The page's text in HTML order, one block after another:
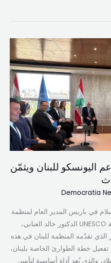
اليونسكو للبنان ويثمّن
Democratia
في باريس المدير العام لمنظمة
الأمم المتحدة للتربية والعلم والثقافة UNESCO الدكتور خالد العناني،
تقدّمه المنظمة للبنان في هذه
تفعيل خطة الطوارئ الخاصة بلبنان،
والذي يُعد أداة أساسية لتأمين